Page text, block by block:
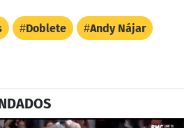
Doblete Andy Nájar